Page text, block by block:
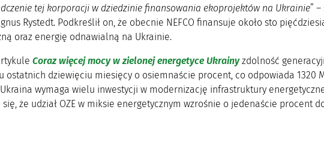
tej korporacji w dziedzinie finansowania ekoprojektów na Ukrainie”
Rystedt. Podkreślił on, że obecnie NEFCO finansuje około sto
oraz energię odnawialną na Ukrainie.
Coraz więcej mocy w zielonej energetyce Ukrainyzdolność
ostatnich dziewięciu miesięcy o osiemnaście procent, co odpowiada 1320
wymaga wielu inwestycji w modernizację infrastruktury
że udział OZE w miksie energetycznym wzrośnie o jedenaście procent